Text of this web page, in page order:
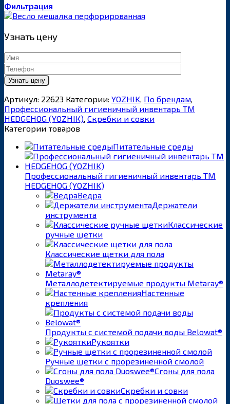
Фильтрация
Узнать цену
Артикул: 22623 Категории: YOZHIK По брендам
Профессиональный гигиеничный инвентарь ТМ
HEDGEHOG (YOZHIK) Скребки и совки
Категории товаров
Питательные среды
Профессиональный гигиеничный инвентарь ТМ
HEDGEHOG (YOZHIK)
Ведра
Держатели
инструмента
Классические
ручные щетки
Классические щетки для пола
Металлодетектируемые продукты Metaray®
Настенные
крепления
Продукты с системой подачи воды Belowat®
Рукоятки
Ручные щетки с прорезиненной смолой
Сгоны для пола
Duoswee®
Скребки и совки